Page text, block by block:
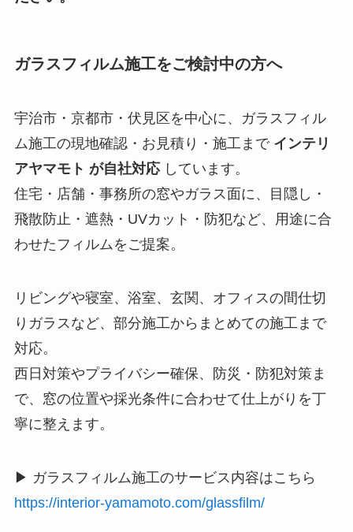
ガラスフィルム施工をご検討中の方へ
宇治市・京都市・伏見区を中心に、ガラスフィル
ム施工の現地確認・お見積り・施工まで インテリ
アヤマモト が自社対応しています。
住宅・店舗・事務所の窓やガラス面に、目隠し・
飛散防止・遮熱・UVカット・防犯など、用途に合
わせたフィルムをご提案。
リビングや寝室、浴室、玄関、オフィスの間仕切
りガラスなど、部分施工からまとめての施工まで
対応。
西日対策やプライバシー確保、防災・防犯対策ま
で、窓の位置や採光条件に合わせて仕上がりを丁
寧に整えます。
▶ ガラスフィルム施工のサービス内容はこちら
https://interior-yamamoto.com/glassfilm/